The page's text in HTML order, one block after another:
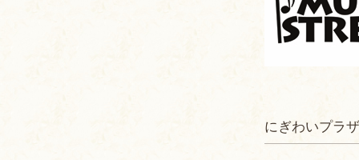
にぎわいプ